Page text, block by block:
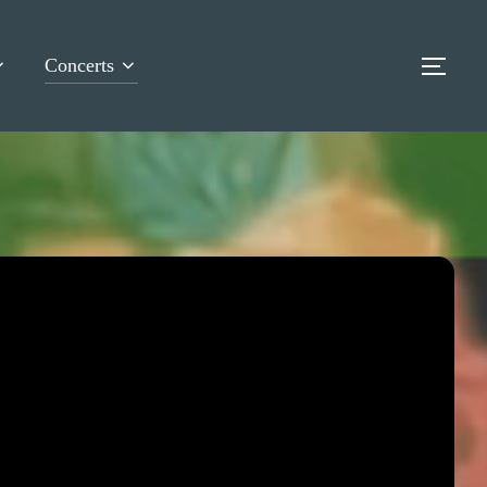
Concerts